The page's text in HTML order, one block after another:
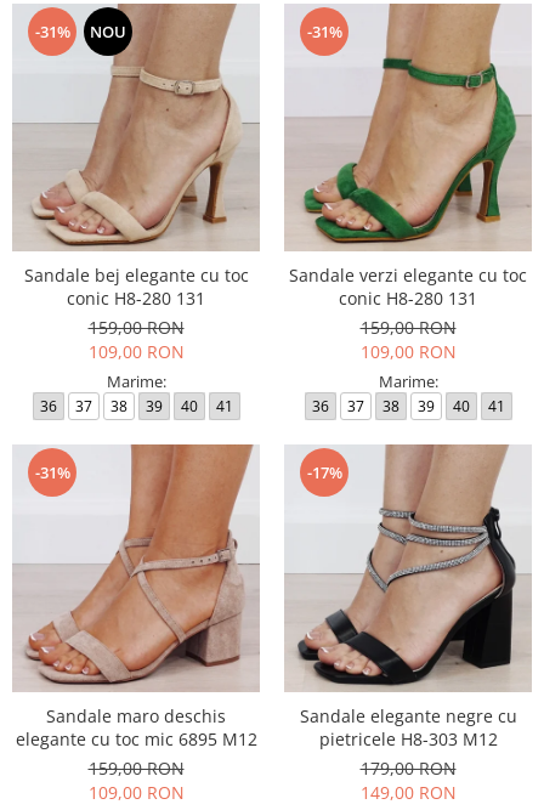
-31% NOU
Sandale bej elegante cu toc
conic H8-280 131
159,00 RON
109,00 RON
Marime:
36 37 38 39 40 41
-31%
Sandale verzi elegante cu toc
conic H8-280 131
159,00 RON
109,00 RON
Marime:
36 37 38 39 40 41
-31%
Sandale maro deschis
elegante cu toc mic 6895 M12
159,00 RON
109,00 RON
-17%
Sandale elegante negre cu
pietricele H8-303 M12
179,00 RON
149,00 RON